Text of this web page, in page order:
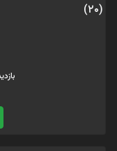
(20)
بازدید: 286 - کد